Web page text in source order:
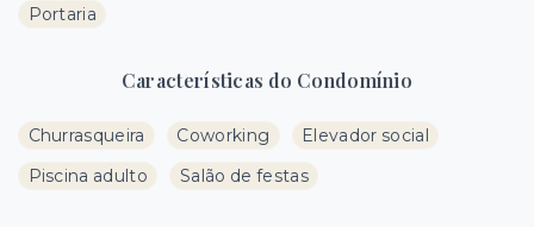
Portaria
Características do Condomínio
Churrasqueira Coworking
Elevador social
Piscina adulto
Salão de festas